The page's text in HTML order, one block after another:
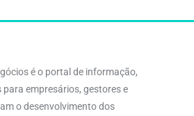
é o portal de informação,
para empresários, gestores e
o desenvolvimento dos